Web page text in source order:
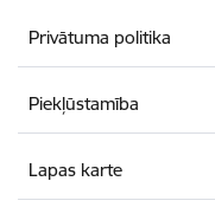
Privātuma politika
Piekļūstamība
Lapas karte